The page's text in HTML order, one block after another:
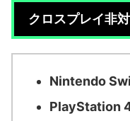
クロスプレイ非
Nintendo
PlayStation